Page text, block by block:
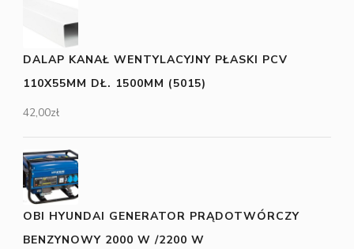
DALAP KANAŁ WENTYLACYJNY PŁASKI PCV
110X55MM DŁ. 1500MM (5015)
42,00zł
OBI HYUNDAI GENERATOR PRĄDOTWÓRCZY
BENZYNOWY 2000 W /2200 W